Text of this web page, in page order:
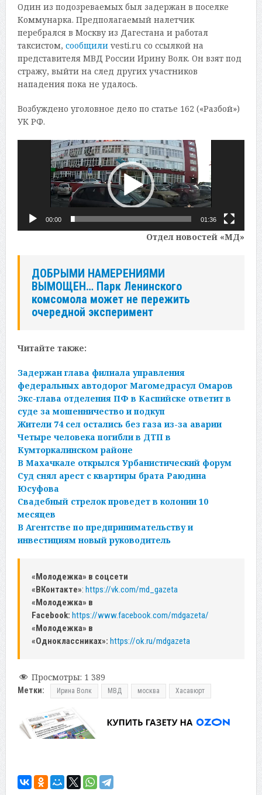
Один из подозреваемых был задержан в поселке
Коммунарка. Предполагаемый налетчик
перебрался в Москву из Дагестана и работал
таксистом, сообщилиvesti.ru со ссылкой на
представителя МВД России Ирину Волк. Он взят под
стражу, выйти на след других участников
нападения пока не удалось.
Возбуждено уголовное дело по статье 162 («Разбой»)
УК РФ.
Видеоплеер
00:00 01:36
Отдел новостей «МД»
ДОБРЫМИ НАМЕРЕНИЯМИ
ВЫМОЩЕН… Парк Ленинского
комсомола может не пережить
очередной эксперимент
Читайте также:
Задержан глава филиала управления
федеральных автодорог Магомедрасул Омаров
Экс-глава отделения ПФ в Каспийске ответит в
суде за мошенничество и подкуп
Жители 74 сел остались без газа из-за аварии
Четыре человека погибли в ДТП в
Кумторкалинском районе
В Махачкале открылся Урбанистический форум
Суд снял арест с квартиры брата Раюдина
Юсуфова
Свадебный стрелок проведет в колонии 10
месяцев
В Агентстве по предпринимательству и
инвестициям новый руководитель
«Молодежка» в соцсети
«ВКонтакте»: https://vk.com/md_gazeta
«Молодежка» в
Facebook: https://www.facebook.com/mdgazeta/
«Молодежка» в
«Одноклассниках»: https://ok.ru/mdgazeta
Просмотры: 1 389
Метки: Ирина Волк МВД москва Хасавюрт